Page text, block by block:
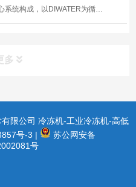
系统构成，以DIWATER为循环
光伏电池、液晶面板等工艺提供
多
限公司 冷冻机-工业冷冻机-高低
号-3 |
苏公网安备
号